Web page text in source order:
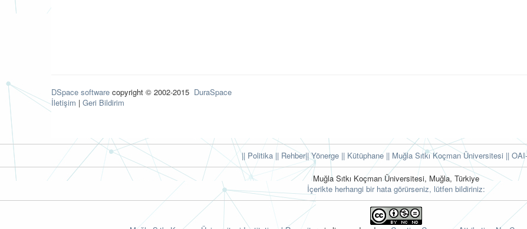
DSpace software copyright © 2002-2015 DuraSpace
İletişim | Geri Bildirim
|| Politika || Rehber|| Yönerge || Kütüphane || Muğla Sıtkı Koçman Üniversitesi ||
Muğla Sıtkı Koçman Üniversitesi, Muğla, Türkiye
İçerikte herhangi bir hata görürseniz, lütfen bildiriniz: